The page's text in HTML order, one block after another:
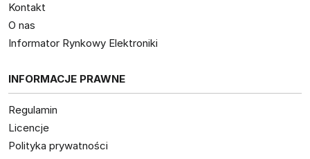
Kontakt
O nas
Informator Rynkowy Elektroniki
INFORMACJE PRAWNE
Regulamin
Licencje
Polityka prywatności